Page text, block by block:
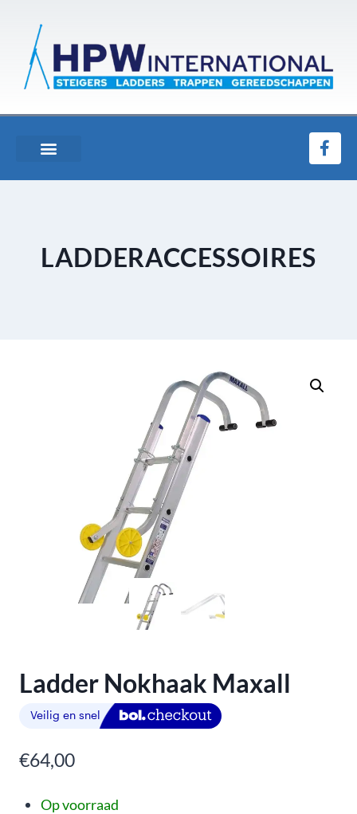
LADDERACCESSOIRES
Ladder Nokhaak Maxall
€64,00
Op voorraad